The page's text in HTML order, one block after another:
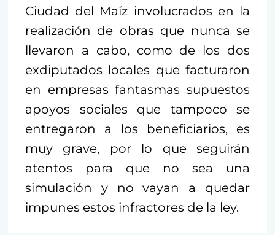
Ciudad del Maíz involucrados en la
realización de obras que nunca se
llevaron a cabo, como de los dos
exdiputados locales que facturaron
en empresas fantasmas supuestos
apoyos sociales que tampoco se
entregaron a los beneficiarios, es
muy grave, por lo que seguirán
atentos para que no sea una
simulación y no vayan a quedar
impunes estos infractores de la ley.